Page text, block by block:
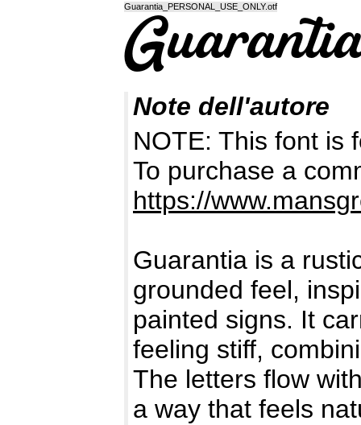
Guarantia_PERSONAL_USE_ONLY.otf
Note dell'autore
NOTE: This font is
To purchase a
https://
Guarantia is a
grounded feel,
painted signs. It
feeling stiff,
The letters flow
a way that feels